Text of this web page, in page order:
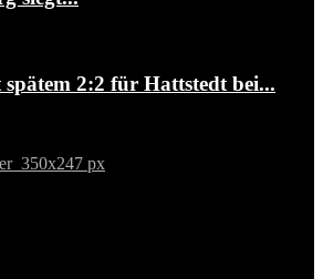
2:2 für Hattstedt bei...